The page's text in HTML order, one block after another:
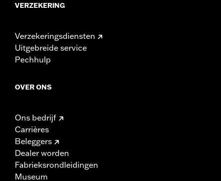
VERZEKERING
Verzekeringsdiensten
Uitgebreide service
Pechhulp
OVER ONS
Ons bedrijf
Carrières
Beleggers
Dealer worden
Fabrieksrondleidingen
Museum